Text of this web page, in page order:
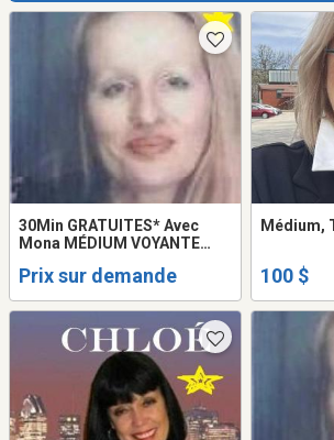
30Min GRATUITES* Avec
Mona MÉDIUM VOYANTE
READING FRANCE QUÉBEC
Prix sur demande
Médium,
100 $